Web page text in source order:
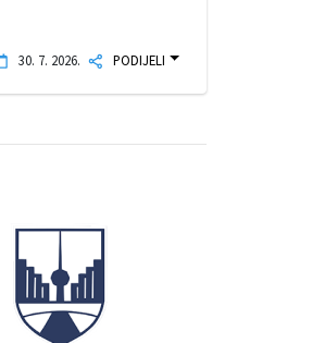
30. 7. 2026. PODIJELI